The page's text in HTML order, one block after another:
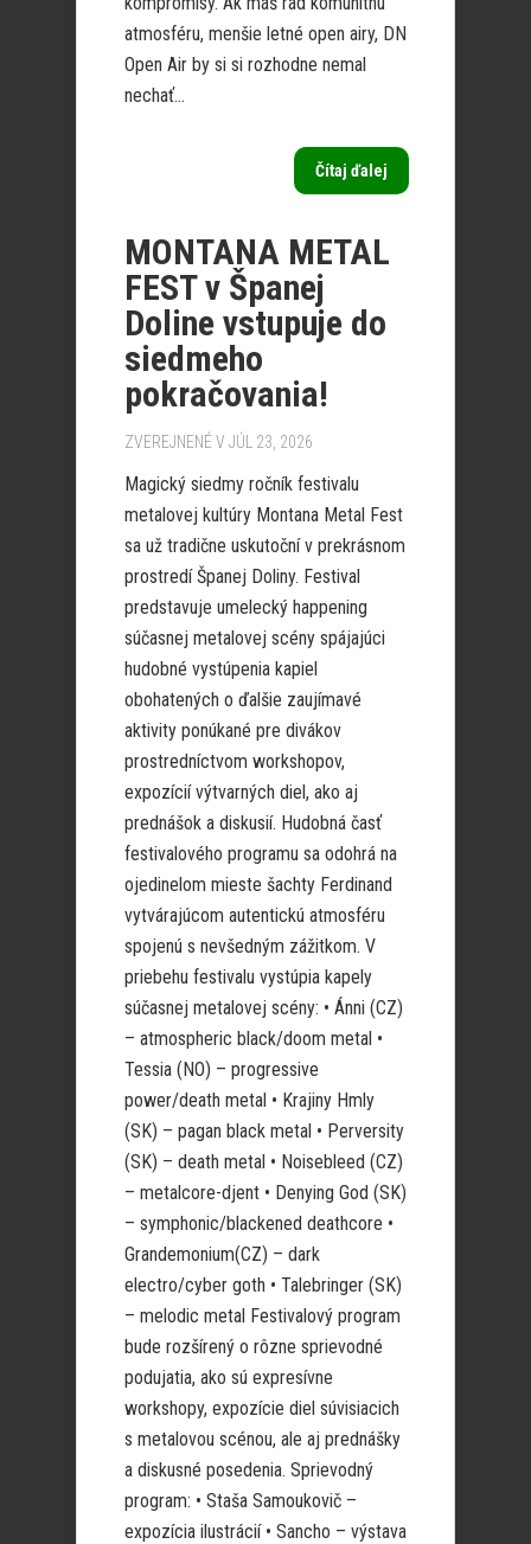
atmosféru, menšie letné open airy, DN
Open Air by si si rozhodne nemal
nechať...
Čítaj ďalej
MONTANA METAL
FEST v Španej
Doline vstupuje do
siedmeho
pokračovania!
ZVEREJNENÉ V JÚL 23, 2026
Magický siedmy ročník festivalu
metalovej kultúry Montana Metal Fest
sa už tradične uskutoční v prekrásnom
prostredí Španej Doliny. Festival
predstavuje umelecký happening
súčasnej metalovej scény spájajúci
hudobné vystúpenia kapiel
obohatených o ďalšie zaujímavé
aktivity ponúkané pre divákov
prostredníctvom workshopov,
expozícií výtvarných diel, ako aj
prednášok a diskusií. Hudobná časť
festivalového programu sa odohrá na
ojedinelom mieste šachty Ferdinand
vytvárajúcom autentickú atmosféru
spojenú s nevšedným zážitkom. V
priebehu festivalu vystúpia kapely
súčasnej metalovej scény: • Ánni (CZ)
– atmospheric black/doom metal •
Tessia (NO) – progressive
power/death metal • Krajiny Hmly
(SK) – pagan black metal • Perversity
(SK) – death metal • Noisebleed (CZ)
– metalcore-djent • Denying God (SK)
– symphonic/blackened deathcore •
Grandemonium(CZ) – dark
electro/cyber goth • Talebringer (SK)
– melodic metal Festivalový program
bude rozšírený o rôzne sprievodné
podujatia, ako sú expresívne
workshopy, expozície diel súvisiacich
s metalovou scénou, ale aj prednášky
a diskusné posedenia. Sprievodný
program: • Staša Samoukovič –
expozícia ilustrácií • Sancho – výstava